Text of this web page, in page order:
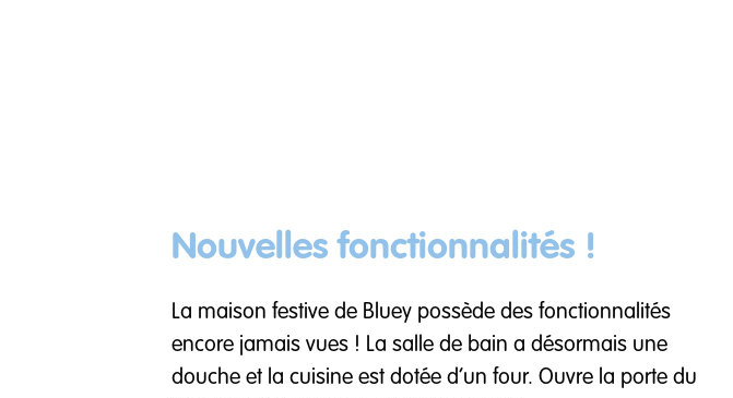
Nouvelles fonctionnalités !
La maison festive de Bluey possède des fonctionnalités
encore jamais vues ! La salle de bain a désormais une
douche et la cuisine est dotée d’un four. Ouvre la porte du